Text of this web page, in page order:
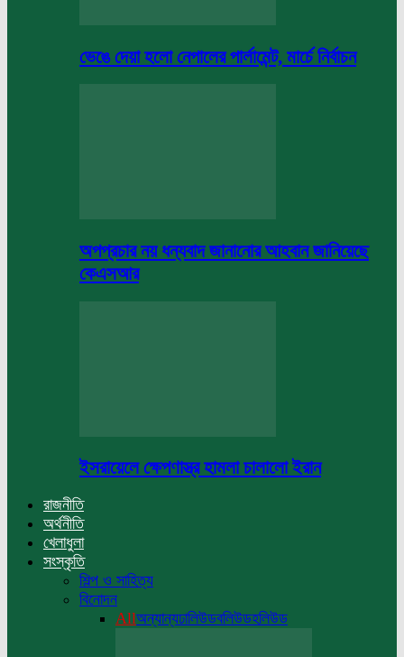
ভেঙে দেয়া হলো নেপালের পার্লামেন্ট, মার্চে নির্বাচন
অপপ্রচার নয় ধন্যবাদ জানানোর আহবান জানিয়েছে
কেএসআর
ইসরায়েলে ক্ষেপণাস্ত্র হামলা চালালো ইরান
রাজনীতি
অর্থনীতি
খেলাধুলা
সংস্কৃতি
শিল্প ও সাহিত্য
বিনোদন
Allঅন্যান্যঢালিউডবলিউডহলিউড